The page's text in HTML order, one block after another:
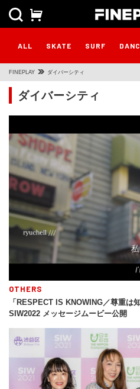
ALL SKATE SURF
FINEPLAY ダイバーシティ
ダイバーシティ
OTHERS
「RESPECT IS KNOWING／尊重は
SIW2022 メッセージムービー公開